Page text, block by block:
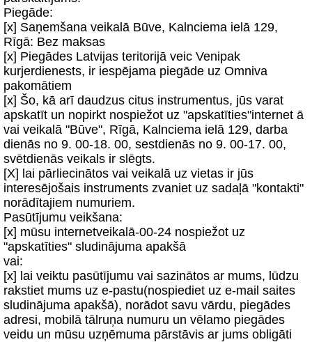
Piegāde:
[x] Saņemšana veikalā Būve, Kalnciema ielā 129,
Rīgā: Bez maksas
[x] Piegādes Latvijas teritorijā veic Venipak
kurjerdienests, ir iespējama piegāde uz Omniva
pakomātiem
[x] Šo, kā arī daudzus citus instrumentus, jūs varat
apskatīt un nopirkt nospiežot uz "apskatīties"internet ā
vai veikalā "Būve", Rīgā, Kalnciema ielā 129, darba
dienās no 9. 00-18. 00, sestdienās no 9. 00-17. 00,
svētdienās veikals ir slēgts.
[X] lai pārliecinātos vai veikalā uz vietas ir jūs
interesējošais instruments zvaniet uz sadaļā "kontakti"
norādītajiem numuriem.
Pasūtījumu veikšana:
[x] mūsu internetveikalā-00-24 nospiežot uz
"apskatīties" sludinājuma apakšā
vai:
[x] lai veiktu pasūtījumu vai sazinātos ar mums, lūdzu
rakstiet mums uz e-pastu(nospiediet uz e-mail saites
sludinājuma apakšā), norādot savu vārdu, piegādes
adresi, mobilā tālruņa numuru un vēlamo piegādes
veidu un mūsu uzņēmuma pārstāvis ar jums obligāti